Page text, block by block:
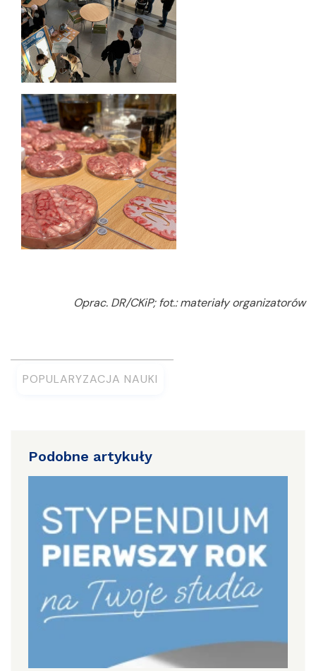
Oprac. DR/CKiP; fot.: materiały organizatorów
POPULARYZACJA NAUKI
Podobne artykuły